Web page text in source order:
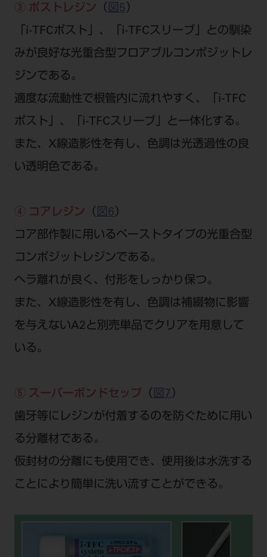
③ ポストレジン （ 図5 ）
「i-TFCポスト」、「i-TFCスリーブ」との馴染
みが良好な光重合型フロアブルコンポジットレ
ジンである。
適度な流動性で根管内に流れやすく、「i-TFC
ポスト」、「i-TFCスリーブ」と一体化する。
また、X線造影性を有し、色調は光透過性の良
い透明色である。
④ コアレジン （ 図6 ）
コア部作製に用いるペーストタイプの光重合型
コンポジットレジンである。
ヘラ離れが良く、付形をしっかり保つ。
また、X線造影性を有し、色調は補綴物に影響
を与えないA2と別売単品でクリアを用意して
いる。
⑤ スーパーボンドセップ （ 図7 ）
歯牙等にレジンが付着するのを防ぐために用い
る分離材である。
仮封材の分離にも使用でき、使用後は水洗する
ことにより簡単に洗い流すことができる。